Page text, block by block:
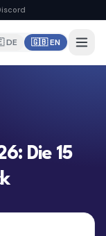
DE 🇬🇧 EN
Die 15